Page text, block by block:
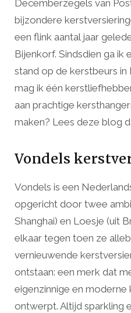
Decemberzegels van
bijzondere
een flink aantal jaar
Bijenkorf. Sindsdien ga ik
stand op de kerstbeurs
mag ik één
aan prachtige
maken? Lees deze blog
Vondels
Vondels is een
opgericht door twee
Shanghai) en Loesje (uit
elkaar tegen toen ze
vernieuwende
ontstaan: een merk dat
eigenzinnige en moderne
ontwerpt. Altijd sparkling